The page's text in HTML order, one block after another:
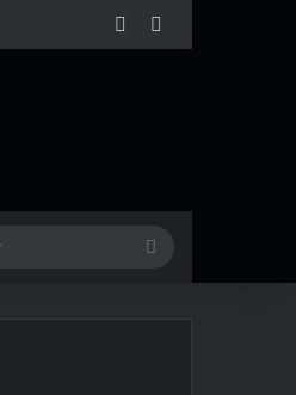
Facebook
Pesquisar